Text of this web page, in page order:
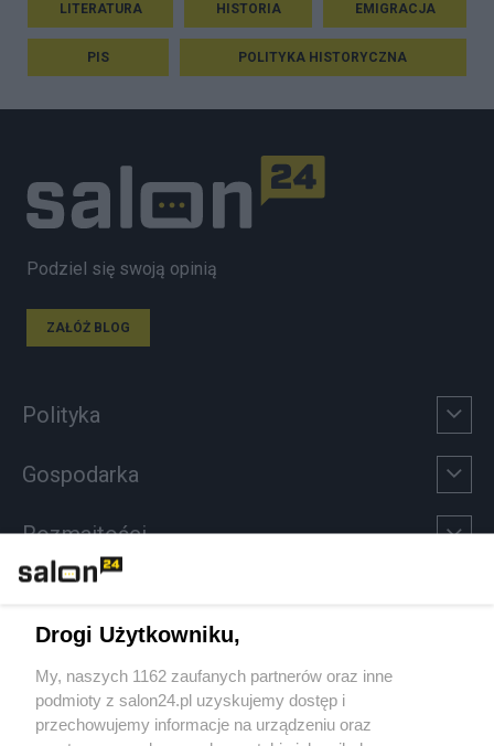
LITERATURA HISTORIA EMIGRACJA
PIS POLITYKA HISTORYCZNA
Podziel się swoją opinią
ZAŁÓŻ BLOG
Polityka
Gospodarka
Rozmaitości
Sport
Społeczeństwo
Drogi Użytkowniku,
My, naszych 1162 zaufanych partnerów oraz inne
podmioty z salon24.pl uzyskujemy dostęp i
przechowujemy informacje na urządzeniu oraz